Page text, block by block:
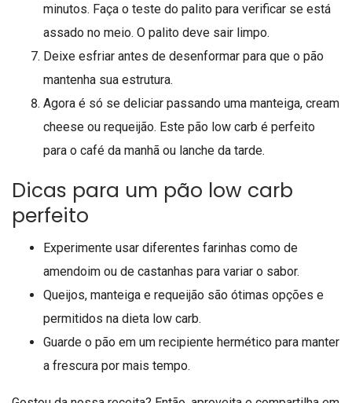
minutos. Faça o teste do palito para verificar se está
assado no meio. O palito deve sair limpo.
Deixe esfriar antes de desenformar para que o pão
mantenha sua estrutura.
Agora é só se deliciar passando uma manteiga, cream
cheese ou requeijão. Este pão low carb é perfeito
para o café da manhã ou lanche da tarde.
Dicas para um pão low carb
perfeito
Experimente usar diferentes farinhas como de
amendoim ou de castanhas para variar o sabor.
Queijos, manteiga e requeijão são ótimas opções e
permitidos na dieta low carb.
Guarde o pão em um recipiente hermético para manter
a frescura por mais tempo.